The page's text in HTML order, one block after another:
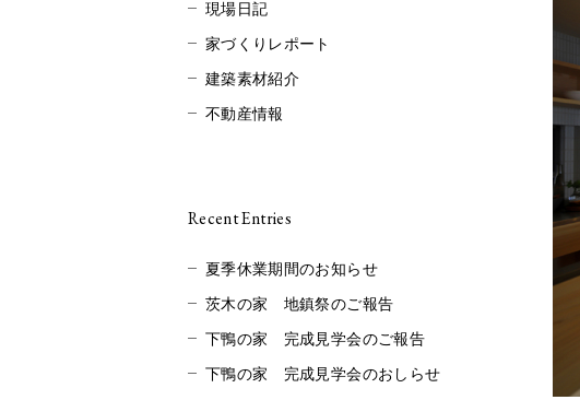
現場日記
家づくりレポート
建築素材紹介
不動産情報
Recent Entries
夏季休業期間のお知らせ
茨木の家 地鎮祭のご報告
下鴨の家 完成見学会のご報告
下鴨の家 完成見学会のおしらせ